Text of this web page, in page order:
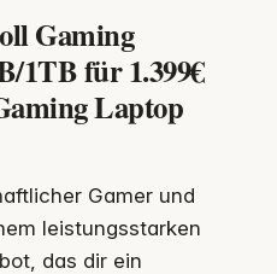
Gaming
1TB für 1.399€
Laptop
Gamer und
leistungsstarken
das dir ein